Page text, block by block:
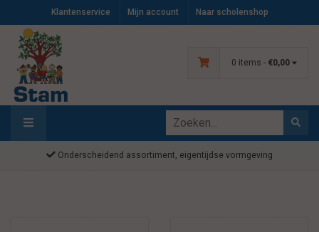
Klantenservice Mijn account Naar scholenshop
0 items - €0,00
Onderscheidend assortiment, eigentijdse vormgeving